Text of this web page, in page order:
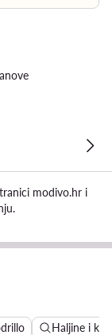
modivo.hr i
Haljine i